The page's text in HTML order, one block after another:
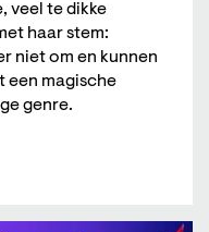
veel te dikke
haar stem:
niet om en kunnen
een magische
genre.